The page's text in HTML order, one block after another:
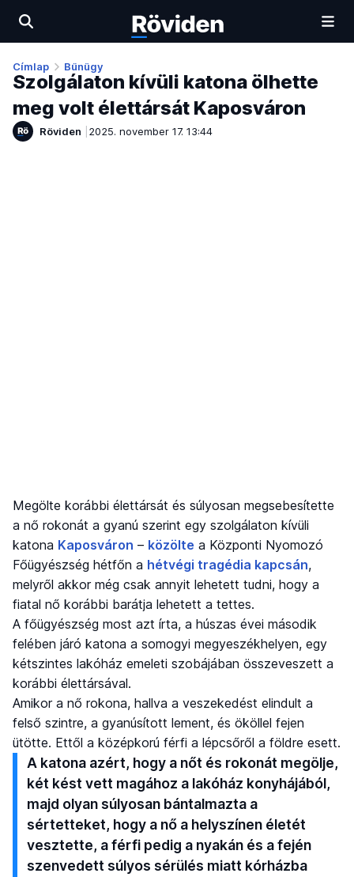
Címlap Bűnügy
Szolgálaton kívüli katona ölhette
meg volt élettársát Kaposváron
Röviden 2025. november 17. 13:44
Megölte korábbi élettársát és súlyosan megsebesítette
a nő rokonát a gyanú szerint egy szolgálaton kívüli
katona Kaposváron – közölte a Központi Nyomozó
Főügyészség hétfőn a hétvégi tragédia kapcsán,
melyről akkor még csak annyit lehetett tudni, hogy a
fiatal nő korábbi barátja lehetett a tettes.
A főügyészség most azt írta, a húszas évei második
felében járó katona a somogyi megyeszékhelyen, egy
kétszintes lakóház emeleti szobájában összeveszett a
korábbi élettársával.
Amikor a nő rokona, hallva a veszekedést elindult a
felső szintre, a gyanúsított lement, és ököllel fejen
ütötte. Ettől a középkorú férfi a lépcsőről a földre esett.
A katona azért, hogy a nőt és rokonát megölje,
két kést vett magához a lakóház konyhájából,
majd olyan súlyosan bántalmazta a
sértetteket, hogy a nő a helyszínen életét
vesztette, a férfi pedig a nyakán és a fején
szenvedett súlyos sérülés miatt kórházba